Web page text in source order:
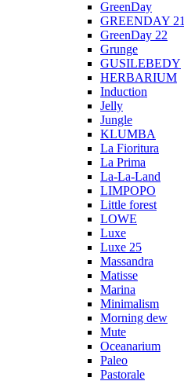
GreenDay
GREENDAY 21
GreenDay 22
Grunge
GUSILEBEDY
HERBARIUM
Induction
Jelly
Jungle
KLUMBA
La Fioritura
La Prima
La-La-Land
LIMPOPO
Little forest
LOWE
Luxe
Luxe 25
Massandra
Matisse
Marina
Minimalism
Morning dew
Mute
Oceanarium
Paleo
Pastorale